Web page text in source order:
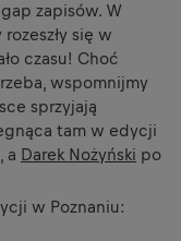
zapisów. W
się w
czasu! Choć
wspomnijmy
sprzyjają
tam w edycji
a Darek Nożyński po
w Poznaniu: